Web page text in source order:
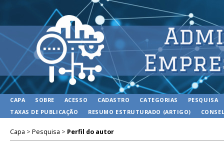
CAPA SOBRE ACESSO CADASTRO CATEGORIAS
PESQUISA
TAXAS DE PUBLICAÇÃO
RESUMO ESTRUTURADO (ARTIGO)
Capa > Pesquisa > Perfil do autor